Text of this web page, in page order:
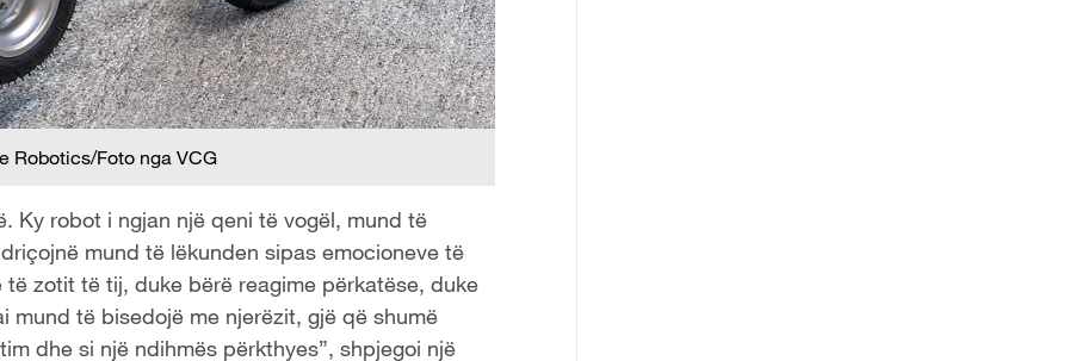
Robotics/Foto nga VCG
Ky robot i ngjan një qeni të vogël, mund të
mund të lëkunden sipas emocioneve të
zotit të tij, duke bërë reagime përkatëse, duke
mund të bisedojë me njerëzit, gjë që shumë
dhe si një ndihmës përkthyes”, shpjegoi një